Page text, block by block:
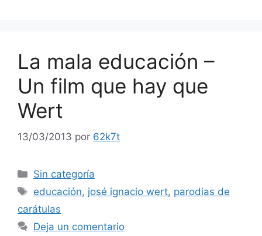
La mala educación –
Un film que hay que
Wert
13/03/2013 por 62k7t
Categorías
Sin categoría
Etiquetas
educación, josé ignacio wert, parodias de
carátulas
Deja un comentario